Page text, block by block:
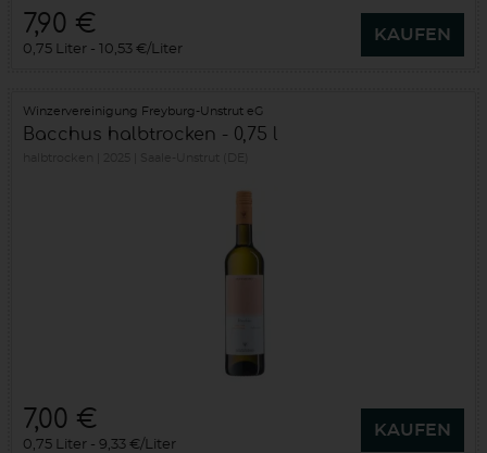
7,90 €
0,75 Liter 10,53 €/Liter
KAUFEN
Winzervereinigung Freyburg-Unstrut eG
Bacchus halbtrocken - 0,75 l
7,00 €
0,75 Liter 9,33 €/Liter
KAUFEN